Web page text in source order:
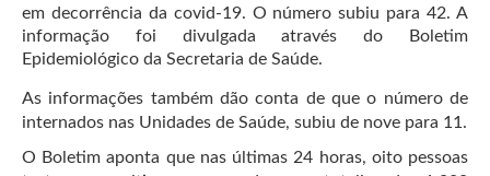
em decorrência da covid-19. O número subiu para 42. A
informação foi divulgada através do Boletim
Epidemiológico da Secretaria de Saúde.
As informações também dão conta de que o número de
internados nas Unidades de Saúde, subiu de nove para 11.
O Boletim aponta que nas últimas 24 horas, oito pessoas